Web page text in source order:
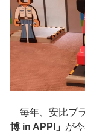
毎年、安比プ
博 in APPI」 が